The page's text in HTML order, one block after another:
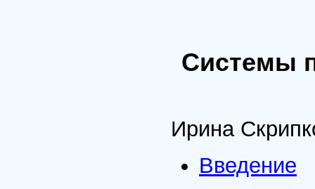
Системы
Ирина
Введение